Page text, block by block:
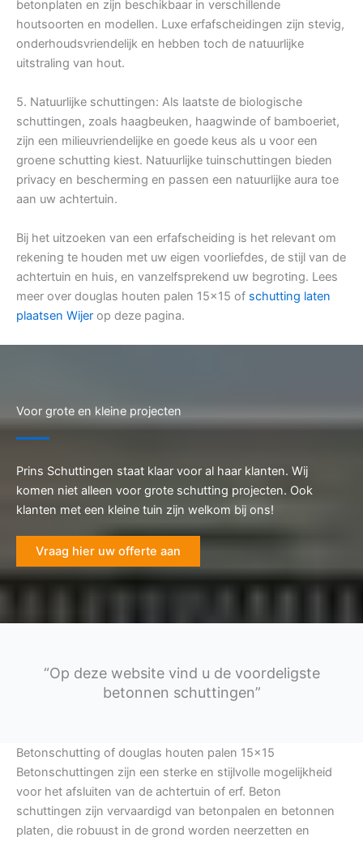
betonplaten en zijn beschikbaar in verschillende
houtsoorten en modellen. Luxe erfafscheidingen zijn stevig,
onderhoudsvriendelijk en hebben toch de natuurlijke
uitstraling van hout.
5. Natuurlijke schuttingen: Als laatste de biologische
schuttingen, zoals haagbeuken, haagwinde of bamboeriet,
zijn een milieuvriendelijke en goede keus als u voor een
groene schutting kiest. Natuurlijke tuinschuttingen bieden
privacy en bescherming en passen een natuurlijke aura toe
aan uw achtertuin.
Bij het uitzoeken van een erfafscheiding is het relevant om
rekening te houden met uw eigen voorliefdes, de stijl van de
achtertuin en huis, en vanzelfsprekend uw begroting. Lees
meer over douglas houten palen 15×15 of schutting laten
plaatsen Wijer op deze pagina.
Voor grote en kleine projecten
Prins Schuttingen staat klaar voor al haar klanten. Wij
komen niet alleen voor grote schutting projecten. Ook
klanten met een kleine tuin zijn welkom bij ons!
Vraag hier uw offerte aan
“Op deze website vind u de voordeligste
betonnen schuttingen”
Betonschutting of douglas houten palen 15×15
Betonschuttingen zijn een sterke en stijlvolle mogelijkheid
voor het afsluiten van de achtertuin of erf. Beton
schuttingen zijn vervaardigd van betonpalen en betonnen
platen, die robuust in de grond worden neerzetten en